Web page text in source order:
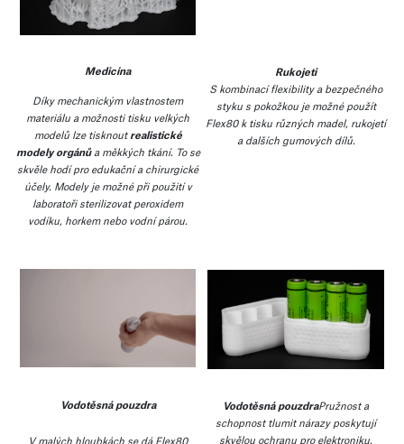
Medicína
Díky mechanickým vlastnostem
materiálu a možnosti tisku velkých
modelů lze tisknout realistické
modely orgánůa měkkých tkání. To se
skvěle hodí pro edukační a chirurgické
účely. Modely je možné při použití v
laboratoři sterilizovat peroxidem
vodíku, horkem nebo vodní párou.
Rukojeti
S kombinací flexibility a bezpečného
styku s pokožkou je možné použít
Flex80 k tisku různých madel, rukojetí
a dalších gumových dílů.
Vodotěsná pouzdra
V malých hloubkách se dá Flex80
Vodotěsná pouzdraPružnost a
schopnost tlumit nárazy poskytují
skvělou ochranu pro elektroniku.